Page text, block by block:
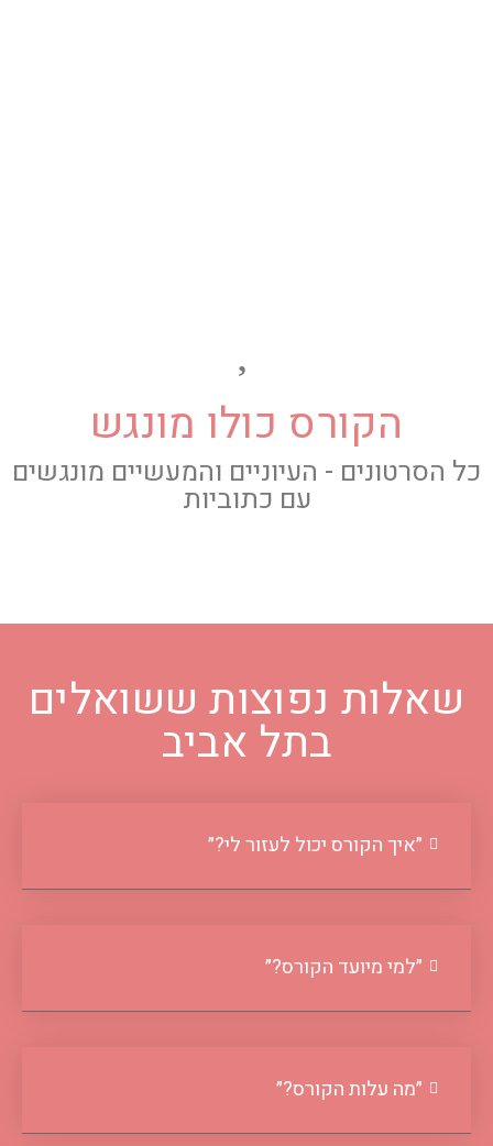
הקורס כולו מונגש
כל הסרטונים - העיוניים והמעשיים מונגשים
עם כתוביות
שאלות נפוצות ששואלים
בתל אביב
״איך הקורס יכול לעזור לי?״
״למי מיועד הקורס?״
״מה עלות הקורס?״